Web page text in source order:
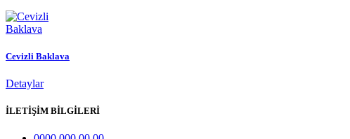
Cevizli Baklava
Detaylar
İLETİŞİM BİLGİLERİ